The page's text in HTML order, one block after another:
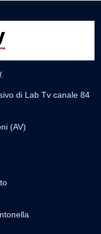
di Lab Tv canale 84
(AV)